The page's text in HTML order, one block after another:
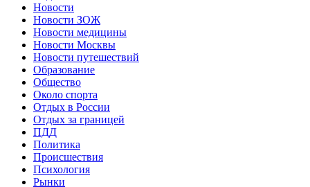
Новости
Новости ЗОЖ
Новости медицины
Новости Москвы
Новости путешествий
Образование
Общество
Около спорта
Отдых в России
Отдых за границей
ПДД
Политика
Происшествия
Психология
Рынки